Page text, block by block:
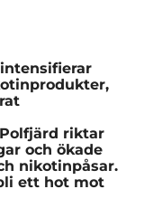
riktar
och ökade
nikotinpåsar.
ett hot mot